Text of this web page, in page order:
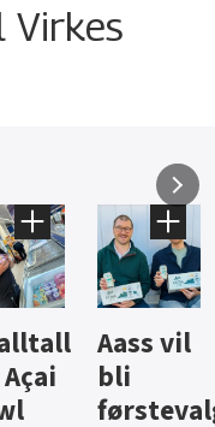
Virkes
og
Hard
iste fra
Hansa